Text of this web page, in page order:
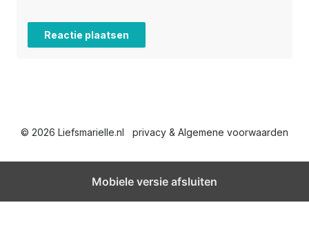
© 2026 Liefsmarielle.nl privacy & Algemene voorwaarden
Mobiele versie afsluiten